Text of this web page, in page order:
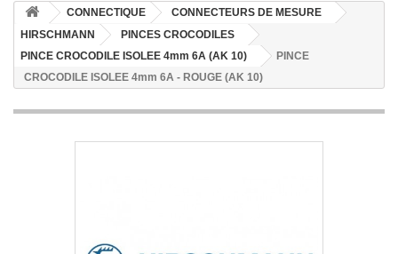
CONNECTIQUE
CONNECTEURS DE MESURE
HIRSCHMANN
PINCES CROCODILES
PINCE CROCODILE ISOLEE 4mm 6A (AK 10)
PINCE
CROCODILE ISOLEE 4mm 6A - ROUGE (AK 10)